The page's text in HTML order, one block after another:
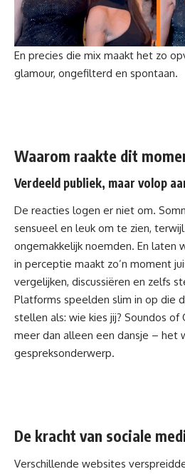
En precies die mix maakt het zo
glamour, ongefilterd en spontaan.
Waarom raakte dit
Verdeeld publiek, maar volop
De reacties logen er niet om.
sensueel en leuk om te zien,
ongemakkelijk noemden. En laten
in perceptie maakt zo’n moment
vergelijken, discussiëren en zelfs
Platforms speelden slim in op die
stellen als: wie kies jij? Soundos
meer dan alleen een dansje – het
gespreksonderwerp.
De kracht van sociale
Verschillende websites